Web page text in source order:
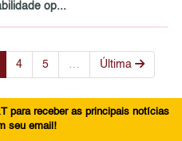
op...
4 5 Última
para receber as principais notícias
seu email!